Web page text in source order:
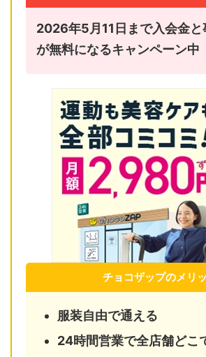
2026年5月11日まで入会金と
が無料になるキャンペーン中
チョコザップのメリ
服装自由で通える
24時間営業で全店舗どこ